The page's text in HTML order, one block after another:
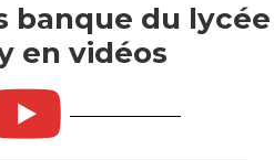
banque du lycée
en vidéos